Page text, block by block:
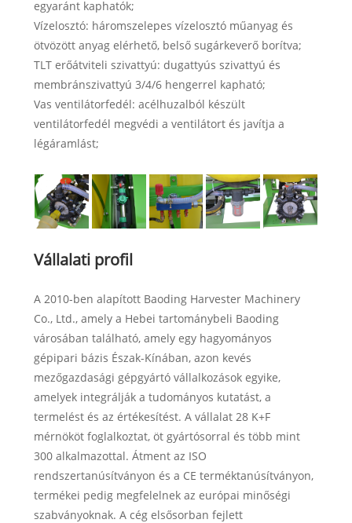
egyaránt kaphatók;
Vízelosztó: háromszelepes vízelosztó műanyag és
ötvözött anyag elérhető, belső sugárkeverő borítva;
TLT erőátviteli szivattyú: dugattyús szivattyú és
membránszivattyú 3/4/6 hengerrel kapható;
Vas ventilátorfedél: acélhuzalból készült
ventilátorfedél megvédi a ventilátort és javítja a
légáramlást;
Vállalati profil
A 2010-ben alapított Baoding Harvester Machinery
Co., Ltd., amely a Hebei tartománybeli Baoding
városában található, amely egy hagyományos
gépipari bázis Észak-Kínában, azon kevés
mezőgazdasági gépgyártó vállalkozások egyike,
amelyek integrálják a tudományos kutatást, a
termelést és az értékesítést. A vállalat 28 K+F
mérnököt foglalkoztat, öt gyártósorral és több mint
300 alkalmazottal. Átment az ISO
rendszertanúsítványon és a CE terméktanúsítványon,
termékei pedig megfelelnek az európai minőségi
szabványoknak. A cég elsősorban fejlett